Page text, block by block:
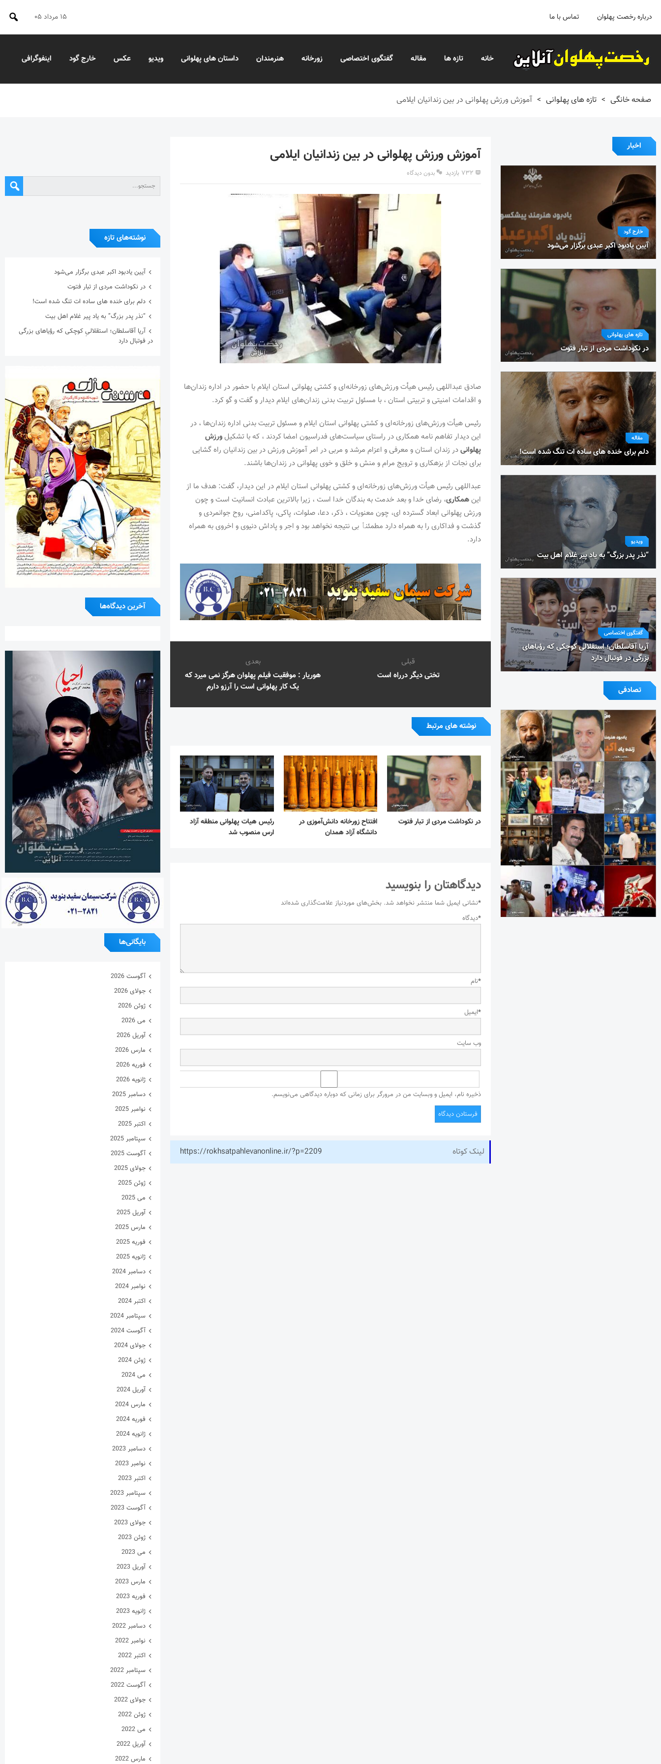
درباره رخصت پهلوان تماس با ما ۱۵ مرداد ۰۵
خانه تازه ها مقاله گفتگوی اختصاصی زورخانه هنرمندان داستان های پهلوانی ویدیو عکس خارج گود اینفوگرافی
صفحه خانگی > تازه های پهلوانی > آموزش ورزش پهلوانی در بین زندانیان ایلامی
اخبار
خارج گود
آیین یادبود اکبر عبدی برگزار می‌شود
تازه های پهلوانی
در نکوداشت مردی از تبار فتوت
مقاله
دلم برای خنده های ساده ات تنگ شده است!
ویدیو
“نذر پدر بزرگ” به یاد پیر غلام اهل بیت
گفتگوی اختصاصی
آریا آقاسلطان؛ استقلالیِ کوچکی که رؤیاهای
بزرگی در فوتبال دارد
تصادفی
آموزش ورزش پهلوانی در بین زندانیان ایلامی
۷۳۲ بازدید بدون دیدگاه
صادق عبداللهی رئیس هیأت ورزش‌های زورخانه‌ای و کشتی پهلوانی استان ایلام با حضور در اداره زندان‌ها
و اقدامات امنیتی و تربیتی استان ، با مسئول تربیت بدنی زندان‌های ایلام دیدار و گفت و گو کرد.
رئیس هیأت ورزش‌های زورخانه‌ای و کشتی پهلوانی استان ایلام و مسئول تربیت بدنی اداره زندان‌ها ، در
این دیدار تفاهم نامه همکاری در راستای سیاست‌های فدراسیون امضا کردند ، که با تشکیل ورزش
پهلوانیدر زندان استان و معرفی و اعزام مرشد و مربی در امر آموزش ورزش در بین زندانیان راه گشایی
برای نجات از بزهکاری و ترویج مرام و منش و خلق و خوی پهلوانی در زندان‌ها باشند.
عبداللهی رئیس هیأت ورزش‌های زورخانه‌ای و کشتی پهلوانی استان ایلام در این دیدار، گفت: هدف ما از
این همکاری، رضای خدا و بعد خدمت به بندگان خدا است ، زیرا بالاترین عبادت انسانیت است و چون
ورزش پهلوانی ابعاد گسترده ای، چون معنویات ، ذکر، دعا، صلوات، پاکی، پاکدامنی، روح جوانمردی و
گذشت و فداکاری را به همراه دارد مطمئنٱ بی نتیجه نخواهد بود و اجر و پاداش دنیوی و اخروی به همراه
دارد.
قبلی
تختی دیگر درراه است
بعدی
هوریار : موفقیت فیلم پهلوان هرگز نمی میرد که
یک کار پهلوانی است را آرزو دارم
نوشته های مرتبط
در نکوداشت مردی از تبار فتوت
افتتاح زورخانه دانش‌آموزی در
دانشگاه آزاد همدان
رئیس هیات پهلوانی منطقه آزاد
ارس منصوب شد
دیدگاهتان را بنویسید
نشانی ایمیل شما منتشر نخواهد شد. بخش‌های موردنیاز علامت‌گذاری شده‌اند
*
دیدگاه*
نام*
ایمیل*
وب‌ سایت
ذخیره نام، ایمیل و وبسایت من در مرورگر برای زمانی که دوباره دیدگاهی می‌نویسم.
لینک کوتاه https://rokhsatpahlevanonline.ir/?p=2209
نوشته‌های تازه
آیین یادبود اکبر عبدی برگزار می‌شود
در نکوداشت مردی از تبار فتوت
دلم برای خنده های ساده ات تنگ شده است!
“نذر پدر بزرگ” به یاد پیر غلام اهل بیت
آریا آقاسلطان؛ استقلالیِ کوچکی که رؤیاهای بزرگی
در فوتبال دارد
آخرین دیدگاه‌ها
بایگانی‌ها
آگوست 2026
جولای 2026
ژوئن 2026
می 2026
آوریل 2026
مارس 2026
فوریه 2026
ژانویه 2026
دسامبر 2025
نوامبر 2025
اکتبر 2025
سپتامبر 2025
آگوست 2025
جولای 2025
ژوئن 2025
می 2025
آوریل 2025
مارس 2025
فوریه 2025
ژانویه 2025
دسامبر 2024
نوامبر 2024
اکتبر 2024
سپتامبر 2024
آگوست 2024
جولای 2024
ژوئن 2024
می 2024
آوریل 2024
مارس 2024
فوریه 2024
ژانویه 2024
دسامبر 2023
نوامبر 2023
اکتبر 2023
سپتامبر 2023
آگوست 2023
جولای 2023
ژوئن 2023
می 2023
آوریل 2023
مارس 2023
فوریه 2023
ژانویه 2023
دسامبر 2022
نوامبر 2022
اکتبر 2022
سپتامبر 2022
آگوست 2022
جولای 2022
ژوئن 2022
می 2022
آوریل 2022
مارس 2022